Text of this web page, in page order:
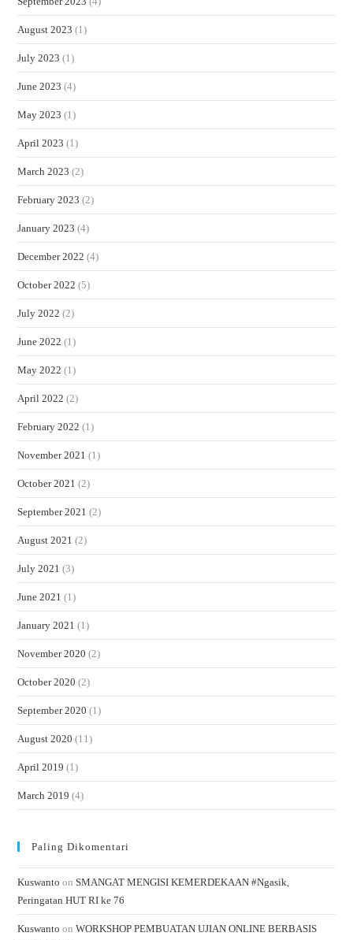
August 2023 (1)
July 2023 (1)
June 2023 (4)
May 2023 (1)
April 2023 (1)
March 2023 (2)
February 2023 (2)
January 2023 (4)
December 2022 (4)
October 2022 (5)
July 2022 (2)
June 2022 (1)
May 2022 (1)
April 2022 (2)
February 2022 (1)
November 2021 (1)
October 2021 (2)
September 2021 (2)
August 2021 (2)
July 2021 (3)
June 2021 (1)
January 2021 (1)
November 2020 (2)
October 2020 (2)
September 2020 (1)
August 2020 (11)
April 2019 (1)
March 2019 (4)
Paling Dikomentari
Kuswanto onSMANGAT MENGISI KEMERDEKAAN #Ngasik,
Peringatan HUT RI ke 76
Kuswanto onWORKSHOP PEMBUATAN UJIAN ONLINE BERBASIS